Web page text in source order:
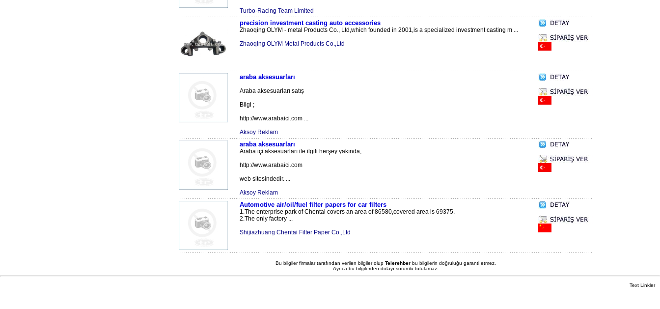
Turbo-Racing Team Limited
precision investment casting auto accessories
Zhaoqing OLYM - metal Products Co., Ltd,which founded in 2001,is a specialized investment casting m ...
Zhaoqing OLYM Metal Products Co.,Ltd
araba aksesuarları
Araba aksesuarları satış
Bilgi ;
http://www.arabaici.com ...
Aksoy Reklam
araba aksesuarları
Araba içi aksesuarları ile ilgili herşey yakında,
http://www.arabaici.com
web sitesindedir. ...
Aksoy Reklam
Automotive air/oil/fuel filter papers for car filters
1.The enterprise park of Chentai covers an area of 86580,covered area is 69375.
2.The only factory ...
Shijiazhuang Chentai Filter Paper Co.,Ltd
Bu bilgiler firmalar tarafından verilen bilgiler olup Telerehber bu bilgilerin doğruluğu garanti etmez.
Ayrıca bu bilgilerden dolayı sorumlu tutulamaz.
Text Linkler